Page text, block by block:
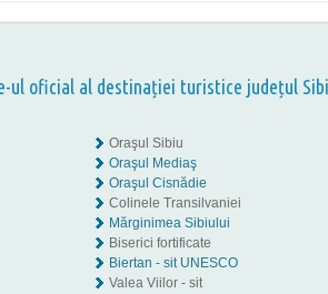
ul oficial al destinației turistice județul
Oraşul Sibiu
Oraşul Mediaş
Oraşul Cisnădie
Colinele Transilvaniei
Mărginimea Sibiului
Biserici fortificate
Biertan - sit UNESCO
Valea Viilor - sit